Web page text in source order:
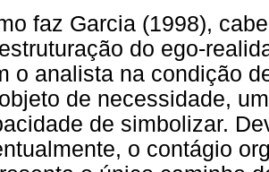
faz Garcia (1998),
do ego-
o analista na condição
de necessidade,
de simbolizar.
o contágio